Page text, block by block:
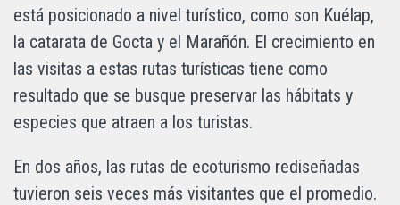
está posicionado a nivel turístico, como son Kuélap,
la catarata de Gocta y el Marañón. El crecimiento en
las visitas a estas rutas turísticas tiene como
resultado que se busque preservar las hábitats y
especies que atraen a los turistas.
En dos años, las rutas de ecoturismo rediseñadas
tuvieron seis veces más visitantes que el promedio.